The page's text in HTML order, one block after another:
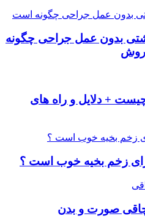
بدون عمل جراحی چگونه
روش
+ دلایل و راه های
برای زخم بخیه خوب است ؟
صورت و بدن